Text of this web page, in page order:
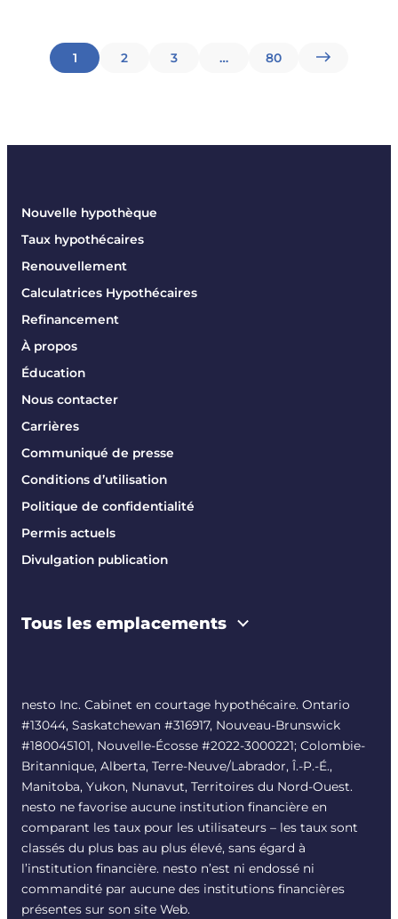
Pagination
1 2 3 … 80
Nouvelle hypothèque
Taux hypothécaires
Renouvellement
Calculatrices Hypothécaires
Refinancement
À propos
Éducation
Nous contacter
Carrières
Communiqué de presse
Conditions d’utilisation
Politique de confidentialité
Permis actuels
Divulgation publication
Tous les emplacements
nesto Inc. Cabinet en courtage hypothécaire. Ontario
#13044, Saskatchewan #316917, Nouveau-Brunswick
#180045101, Nouvelle-Écosse #2022-3000221; Colombie-
Britannique, Alberta, Terre-Neuve/Labrador, Î.-P.-É.,
Manitoba, Yukon, Nunavut, Territoires du Nord-Ouest.
nesto ne favorise aucune institution financière en
comparant les taux pour les utilisateurs – les taux sont
classés du plus bas au plus élevé, sans égard à
l’institution financière. nesto n’est ni endossé ni
commandité par aucune des institutions financières
présentes sur son site Web.